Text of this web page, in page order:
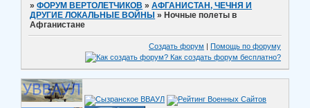
»ФОРУМ ВЕРТОЛЕТЧИКОВ »АФГАНИСТАН, ЧЕЧНЯ И
ДРУГИЕ ЛОКАЛЬНЫЕ ВОЙНЫ » Ночные полеты в
Афганистане
Создать форум Помощь по форуму